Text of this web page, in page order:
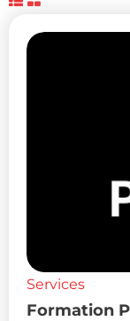
Services
Formation